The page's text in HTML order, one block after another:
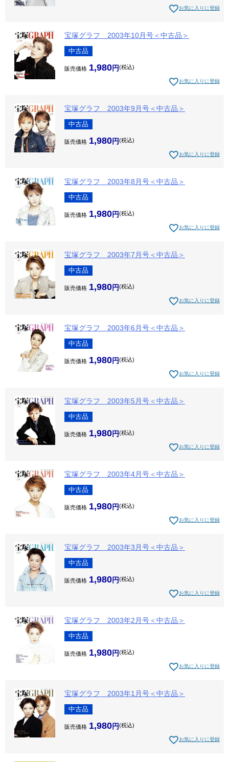
お気に入りに登録
宝塚グラフ 2003年10月号＜中古品＞
中古品
販売価格 1,980 税込
お気に入りに登録
宝塚グラフ 2003年9月号＜中古品＞
中古品
販売価格 1,980 税込
お気に入りに登録
宝塚グラフ 2003年8月号＜中古品＞
中古品
販売価格 1,980 税込
お気に入りに登録
宝塚グラフ 2003年7月号＜中古品＞
中古品
販売価格 1,980 税込
お気に入りに登録
宝塚グラフ 2003年6月号＜中古品＞
中古品
販売価格 1,980 税込
お気に入りに登録
宝塚グラフ 2003年5月号＜中古品＞
中古品
販売価格 1,980 税込
お気に入りに登録
宝塚グラフ 2003年4月号＜中古品＞
中古品
販売価格 1,980 税込
お気に入りに登録
宝塚グラフ 2003年3月号＜中古品＞
中古品
販売価格 1,980 税込
お気に入りに登録
宝塚グラフ 2003年2月号＜中古品＞
中古品
販売価格 1,980 税込
お気に入りに登録
宝塚グラフ 2003年1月号＜中古品＞
中古品
販売価格 1,980 税込
お気に入りに登録